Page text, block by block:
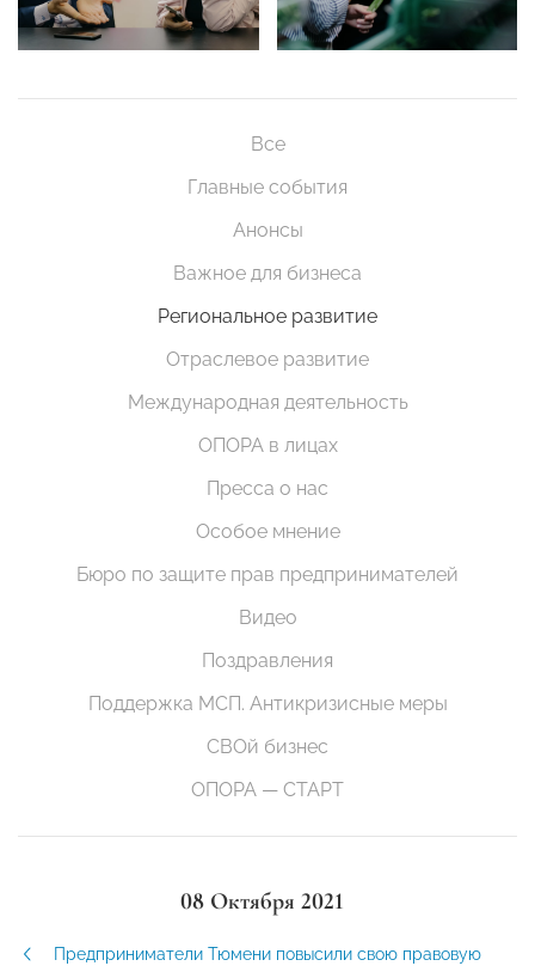
Все
Главные события
Анонсы
Важное для бизнеса
Региональное развитие
Отраслевое развитие
Международная деятельность
ОПОРА в лицах
Пресса о нас
Особое мнение
Бюро по защите прав предпринимателей
Видео
Поздравления
Поддержка МСП. Антикризисные меры
СВОй бизнес
ОПОРА — СТАРТ
08 Октября 2021
Предприниматели Тюмени повысили свою правовую